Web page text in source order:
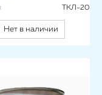
ТКЛ-20
Нет в наличии